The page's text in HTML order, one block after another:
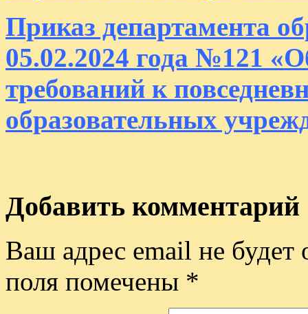
Приказ департамента
05.02.2024 года №121
требований к
образовательных
Добавить комментарий
Ваш адрес email не будет
поля помечены *